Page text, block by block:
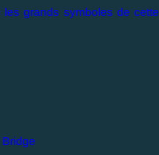
grands symboles de cette